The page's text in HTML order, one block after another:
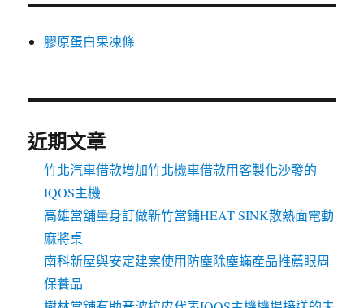
膠原蛋白果凍條
近期文章
竹北汽車借款增加竹北機車借款用客製化沙發的
IQOS主機
高雄當舖量身訂做新竹當鋪HEAT SINK散熱面電動
麻將桌
南科新屋與安定建案使用防塵除塵蟎產品推薦眼周
保養品